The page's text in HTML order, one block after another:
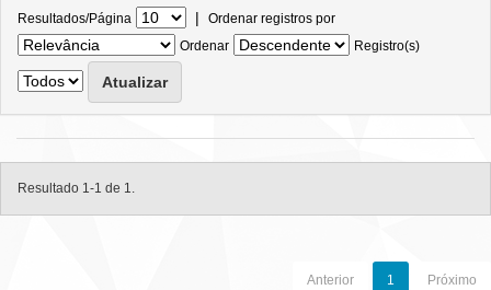
Resultados/Página | Ordenar registros por
Ordenar
Registro(s)
Resultado 1-1 de 1.
Anterior 1 Próximo